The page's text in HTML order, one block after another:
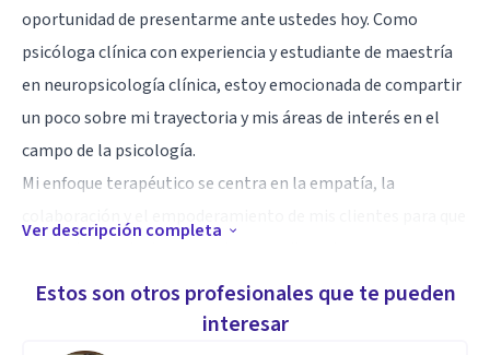
oportunidad de presentarme ante ustedes hoy. Como
psicóloga clínica con experiencia y estudiante de maestría
en neuropsicología clínica, estoy emocionada de compartir
un poco sobre mi trayectoria y mis áreas de interés en el
campo de la psicología.
Mi enfoque terapéutico se centra en la empatía, la
máximo potencial. Creo firmemente en la importancia de
abordar no solo los síntomas superficiales, sino también
las causas subyacentes de los problemas de salud mental,
Ver descripción completa
Estos son otros profesionales que te pueden
interesar